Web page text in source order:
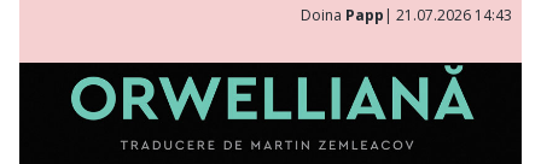
Doina Papp | 21.07.2026 14:43